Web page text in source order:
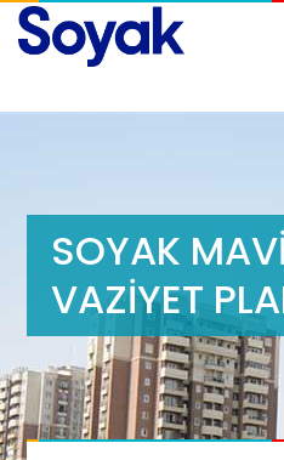
SOYAK
VAZİYET